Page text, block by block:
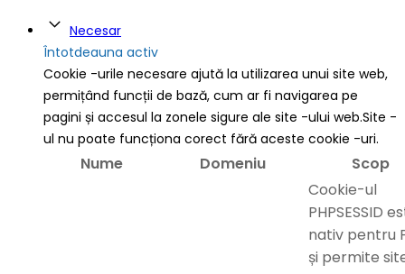
Necesar
Întotdeauna activ
Cookie -urile necesare ajută la utilizarea unui site web,
permițând funcții de bază, cum ar fi navigarea pe
pagini și accesul la zonele sigure ale site -ului web.Site -
ul nu poate funcționa corect fără aceste cookie -uri.
Nume Domeniu Scop
Cookie-ul
PHPSESSID
nativ pentru
și permite